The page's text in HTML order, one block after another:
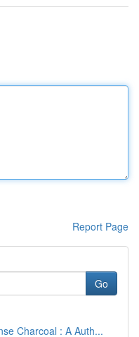
Report Page
Go
Charcoal : A Auth...